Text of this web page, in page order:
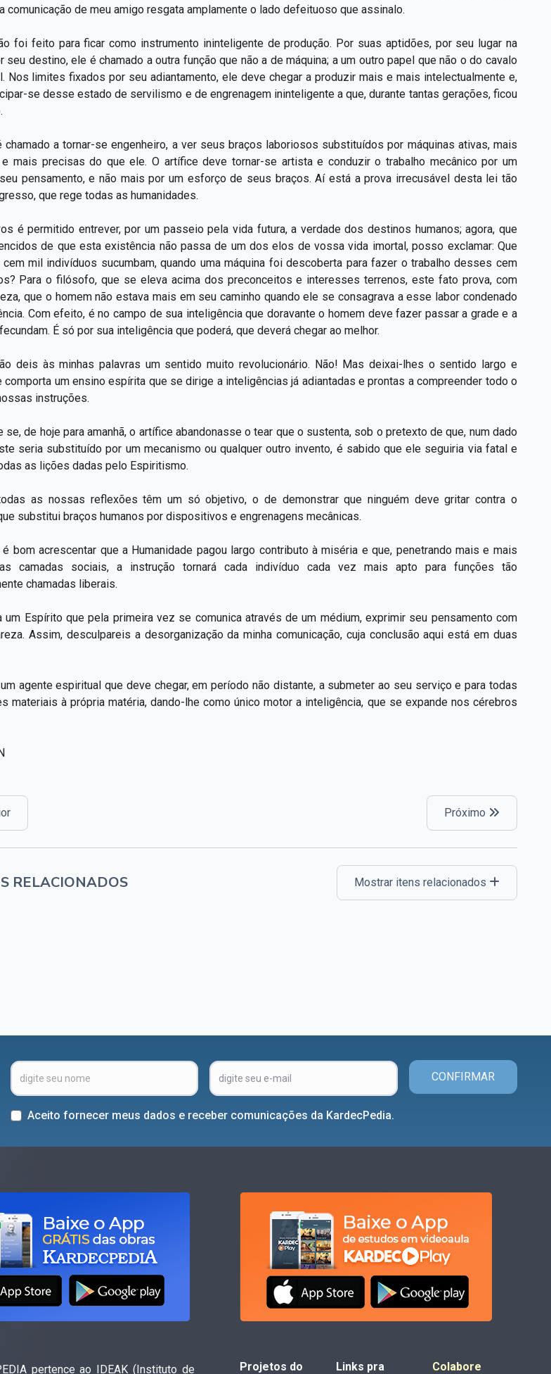
comunicação de meu amigo resgata amplamente o lado defeituoso que assinalo.
foi feito para ficar como instrumento ininteligente de produção. Por suas aptidões, por seu lugar na
seu destino, ele é chamado a outra função que não a de máquina; a um outro papel que não o do cavalo
Nos limites fixados por seu adiantamento, ele deve chegar a produzir mais e mais intelectualmente e,
se desse estado de servilismo e de engrenagem ininteligente a que, durante tantas gerações, ficou
chamado a tornar-se engenheiro, a ver seus braços laboriosos substituídos por máquinas ativas, mais
mais precisas do que ele. O artífice deve tornar-se artista e conduzir o trabalho mecânico por um
pensamento, e não mais por um esforço de seus braços. Aí está a prova irrecusável desta lei tão
que rege todas as humanidades.
é permitido entrever, por um passeio pela vida futura, a verdade dos destinos humanos; agora, que
de que esta existência não passa de um dos elos de vossa vida imortal, posso exclamar: Que
cem mil indivíduos sucumbam, quando uma máquina foi descoberta para fazer o trabalho desses cem
Para o filósofo, que se eleva acima dos preconceitos e interesses terrenos, este fato prova, com
que o homem não estava mais em seu caminho quando ele se consagrava a esse labor condenado
Com efeito, é no campo de sua inteligência que doravante o homem deve fazer passar a grade e a
É só por sua inteligência que poderá, que deverá chegar ao melhor.
deis às minhas palavras um sentido muito revolucionário. Não! Mas deixai-lhes o sentido largo e
comporta um ensino espírita que se dirige a inteligências já adiantadas e prontas a compreender todo o
instruções.
se, de hoje para amanhã, o artífice abandonasse o tear que o sustenta, sob o pretexto de que, num dado
seria substituído por um mecanismo ou qualquer outro invento, é sabido que ele seguiria via fatal e
as lições dadas pelo Espiritismo.
as nossas reflexões têm um só objetivo, o de demonstrar que ninguém deve gritar contra o
substitui braços humanos por dispositivos e engrenagens mecânicas.
bom acrescentar que a Humanidade pagou largo contributo à miséria e que, penetrando mais e mais
camadas sociais, a instrução tornará cada indivíduo cada vez mais apto para funções tão
chamadas liberais.
um Espírito que pela primeira vez se comunica através de um médium, exprimir seu pensamento com
Assim, desculpareis a desorganização da minha comunicação, cuja conclusão aqui está em duas
agente espiritual que deve chegar, em período não distante, a submeter ao seu serviço e para todas
materiais à própria matéria, dando-lhe como único motor a inteligência, que se expande nos cérebros
Próximo
RELACIONADOS Mostrar itens relacionados
CONFIRMAR
Aceito fornecer meus dados e receber comunicações da KardecPedia.
pertence ao IDEAK (Instituto de Projetos do Links pra Colabore